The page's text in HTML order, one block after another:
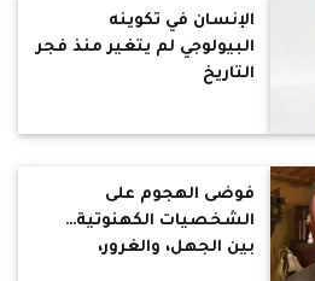
الإنسان في تكوينه
البيولوجي لم يتغير منذ فجر
التاريخ
فوضى الهجوم على
الشخصيات الكهنوتية…
بين الجهل، والغرور،